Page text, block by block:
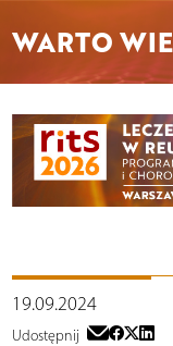
WARTO
19.09.2024
Udostępnij